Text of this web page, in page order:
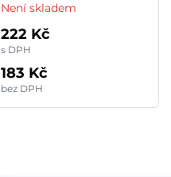
Není skladem
222 Kč
s DPH
183 Kč
bez DPH